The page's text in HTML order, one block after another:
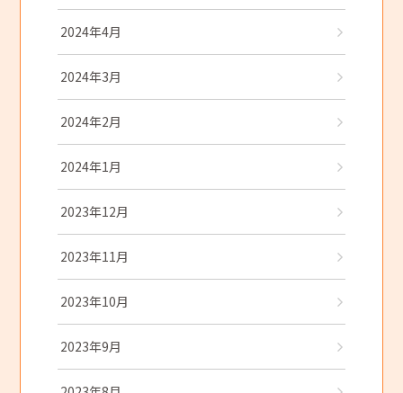
2024年4月
2024年3月
2024年2月
2024年1月
2023年12月
2023年11月
2023年10月
2023年9月